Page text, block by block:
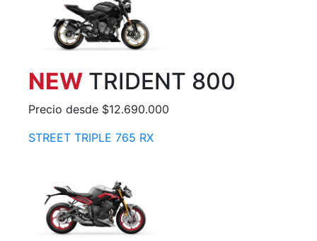
NEW TRIDENT 800
Precio desde $12.690.000
STREET TRIPLE 765 RX